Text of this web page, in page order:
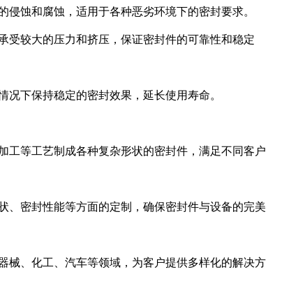
蚀和腐蚀，适用于各种恶劣环境下的密封要求。
受较大的压力和挤压，保证密封件的可靠性和稳定
下保持稳定的密封效果，延长使用寿命。
工等工艺制成各种复杂形状的密封件，满足不同客户
、密封性能等方面的定制，确保密封件与设备的完美
械、化工、汽车等领域，为客户提供多样化的解决方